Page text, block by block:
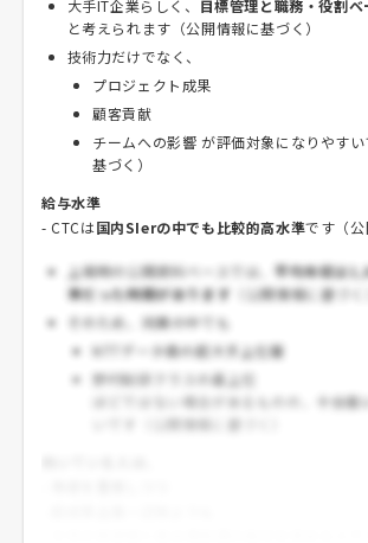
大手IT企業らしく、 目標管理と職務・役割ベ
と考えられます（公開情報に基づく）
技術力だけでなく、
プロジェクト成果
顧客貢献
チームへの影響 が評価対象になりやす
基づく）
給与水準
- CTCは国内SIerの中でも比較的高水準です（公
上場時の公開資料ベースでは、 平均年収は
準だった時期があります
（公開情報に基づく
そのため、同業の中でも
NTTデータ級の超大手上位層
野村総研クラスの最上位
ほどではない場合があるものの、
十分高
いです（公開情報に基づく）